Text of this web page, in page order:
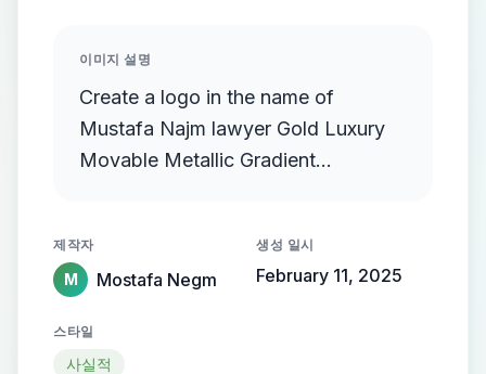
이미지 설명
Create a logo in the name of
Mustafa Najm lawyer Gold Luxury
Movable Metallic Gradient
제작자
M Mostafa Negm
생성 일시
February 11, 2025
스타일
사실적